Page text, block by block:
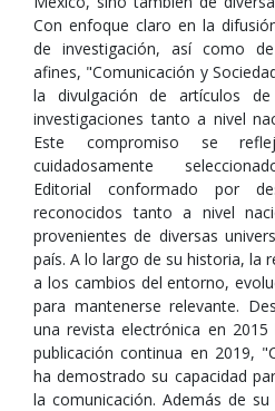
Con enfoque claro en la
de investigación, así como
afines, "Comunicación y
la divulgación de artículos
investigaciones tanto a nivel
Este compromiso se
cuidadosamente
Editorial conformado por
reconocidos tanto a nivel
provenientes de diversas
país. A lo largo de su historia, la
a los cambios del entorno,
para mantenerse relevante.
una revista electrónica en
publicación continua en 2019,
ha demostrado su capacidad
la comunicación. Además de